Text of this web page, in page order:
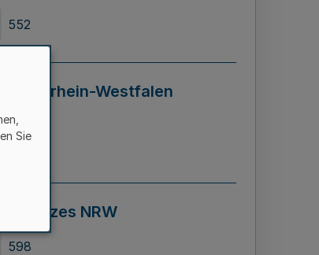
552
Nordrhein-Westfalen
595
NRW
598
Sie